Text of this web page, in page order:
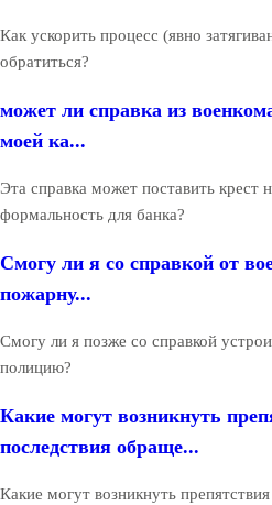
Как ускорить процесс (явно
обратиться?
может ли справка из
моей ка...
Эта справка может поставить крест
формальность для банка?
Смогу ли я со справкой от
пожарну...
Смогу ли я позже со справкой
полицию?
Какие могут возникнуть
последствия обраще...
Какие могут возникнуть